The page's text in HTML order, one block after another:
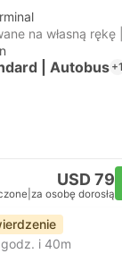
na własną
| Autobus+1
USD 79
za osobę dorosłą
i 40m